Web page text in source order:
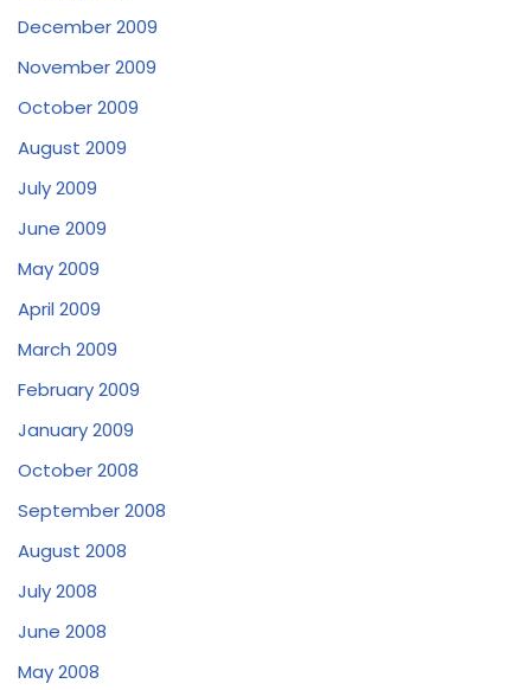
December 2009
November 2009
October 2009
August 2009
July 2009
June 2009
May 2009
April 2009
March 2009
February 2009
January 2009
October 2008
September 2008
August 2008
July 2008
June 2008
May 2008